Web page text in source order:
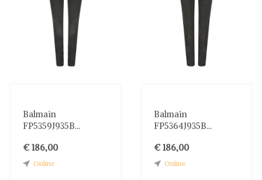
Balmain
FP5359J935B...
€ 186,00
Online
Balmain
FP5364J935B...
€ 186,00
Online